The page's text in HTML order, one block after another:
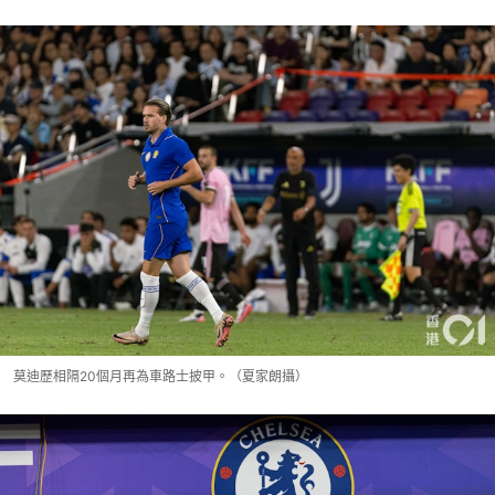
莫迪歷相隔20個月再為車路士披甲。（夏家朗攝）